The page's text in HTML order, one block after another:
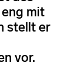
mit
stellt er
vor.